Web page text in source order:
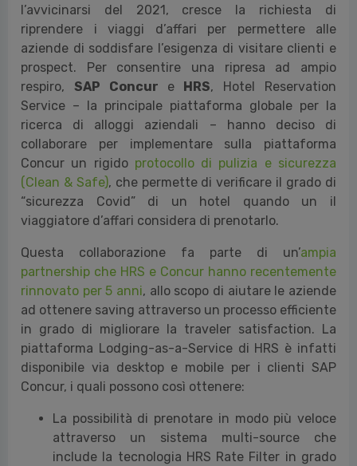
l’avvicinarsi del 2021, cresce la richiesta di
riprendere i viaggi d’affari per permettere alle
aziende di soddisfare l’esigenza di visitare clienti e
prospect. Per consentire una ripresa ad ampio
respiro, SAP Concur e HRS, Hotel Reservation
Service – la principale piattaforma globale per la
ricerca di alloggi aziendali – hanno deciso di
collaborare per implementare sulla piattaforma
Concur un rigido protocollo di pulizia e sicurezza
(Clean & Safe), che permette di verificare il grado di
“sicurezza Covid” di un hotel quando un il
viaggiatore d’affari considera di prenotarlo.
Questa collaborazione fa parte di un’ampia
partnership che HRS e Concur hanno recentemente
rinnovato per 5 anni, allo scopo di aiutare le aziende
ad ottenere saving attraverso un processo efficiente
in grado di migliorare la traveler satisfaction. La
piattaforma Lodging-as-a-Service di HRS è infatti
disponibile via desktop e mobile per i clienti SAP
Concur, i quali possono così ottenere:
La possibilità di prenotare in modo più veloce
attraverso un sistema multi-source che
include la tecnologia HRS Rate Filter in grado